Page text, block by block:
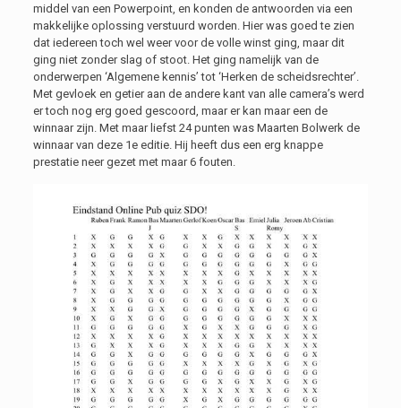
middel van een Powerpoint, en konden de antwoorden via een
makkelijke oplossing verstuurd worden. Hier was goed te zien
dat iedereen toch wel weer voor de volle winst ging, maar dit
ging niet zonder slag of stoot. Het ging namelijk van de
onderwerpen ‘Algemene kennis’ tot ‘Herken de scheidsrechter’.
Met gevloek en getier aan de andere kant van alle camera’s werd
er toch nog erg goed gescoord, maar er kan maar een de
winnaar zijn. Met maar liefst 24 punten was Maarten Bolwerk de
winnaar van deze 1e editie. Hij heeft dus een erg knappe
prestatie neer gezet met maar 6 fouten.